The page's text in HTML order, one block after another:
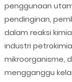
penggunaan
pendinginan,
dalam reaksi
industri
mikroorganisme,
mengganggu